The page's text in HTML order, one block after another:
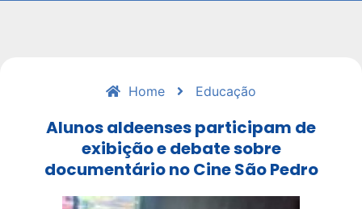
Home Educação
Alunos aldeenses participam de
exibição e debate sobre
documentário no Cine São Pedro